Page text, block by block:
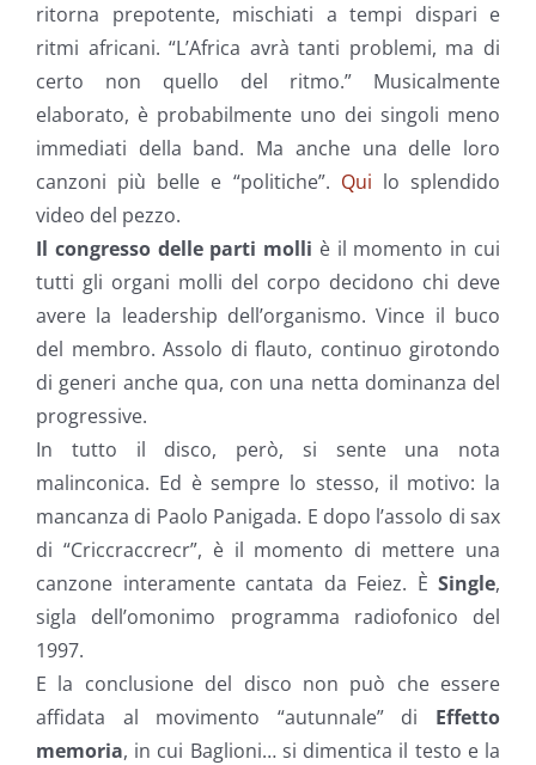
ritorna prepotente, mischiati a tempi dispari e
ritmi africani. “L’Africa avrà tanti problemi, ma di
certo non quello del ritmo.” Musicalmente
elaborato, è probabilmente uno dei singoli meno
immediati della band. Ma anche una delle loro
canzoni più belle e “politiche”. Qui lo splendido
video del pezzo.
Il congresso delle parti molli è il momento in cui
tutti gli organi molli del corpo decidono chi deve
avere la leadership dell’organismo. Vince il buco
del membro. Assolo di flauto, continuo girotondo
di generi anche qua, con una netta dominanza del
progressive.
In tutto il disco, però, si sente una nota
malinconica. Ed è sempre lo stesso, il motivo: la
mancanza di Paolo Panigada. E dopo l’assolo di sax
di “Criccraccrecr”, è il momento di mettere una
canzone interamente cantata da Feiez. È Single,
sigla dell’omonimo programma radiofonico del
1997.
E la conclusione del disco non può che essere
affidata al movimento “autunnale” di Effetto
memoria, in cui Baglioni… si dimentica il testo e la